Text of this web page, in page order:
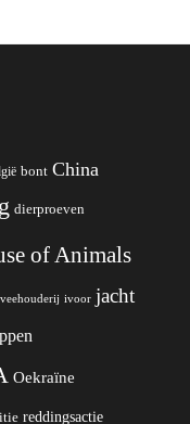
bont China
dierproeven
of Animals
ivoor jacht
Oekraïne
reddingsactie